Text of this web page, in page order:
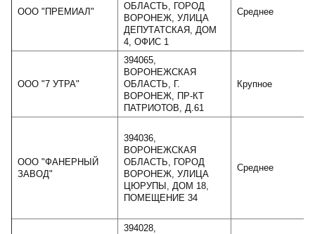
ООО "ПРЕМИАЛ"
ОБЛАСТЬ, ГОРОД
ВОРОНЕЖ, УЛИЦА
ДЕПУТАТСКАЯ, ДОМ
4, ОФИС 1
Среднее
ООО "7 УТРА"
394065,
ВОРОНЕЖСКАЯ
ОБЛАСТЬ, Г.
ВОРОНЕЖ, ПР-КТ
ПАТРИОТОВ, Д.61
Крупное
ООО "ФАНЕРНЫЙ
ЗАВОД"
394036,
ВОРОНЕЖСКАЯ
ОБЛАСТЬ, ГОРОД
ВОРОНЕЖ, УЛИЦА
ЦЮРУПЫ, ДОМ 18,
ПОМЕЩЕНИЕ 34
Среднее
394028,